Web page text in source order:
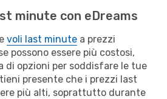
minute con eDreams
voli last minute a prezzi
possono essere più costosi,
di opzioni per soddisfare le tue
presente che i prezzi last
più alti, soprattutto durante